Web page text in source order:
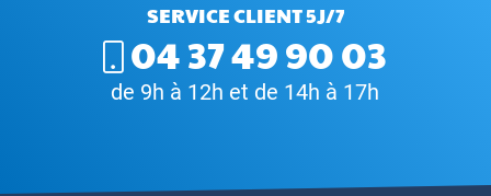
SERVICE CLIENT 5J/7
04 37 49 90 03
de 9h à 12h et de 14h à 17h